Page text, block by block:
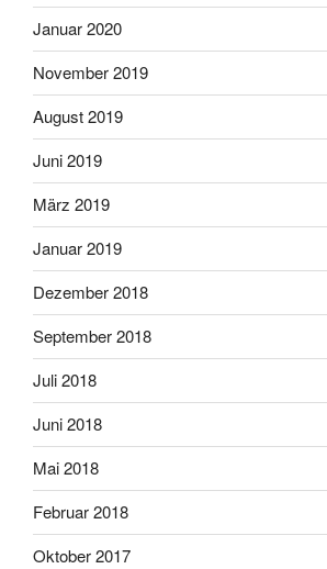
Januar 2020
November 2019
August 2019
Juni 2019
März 2019
Januar 2019
Dezember 2018
September 2018
Juli 2018
Juni 2018
Mai 2018
Februar 2018
Oktober 2017